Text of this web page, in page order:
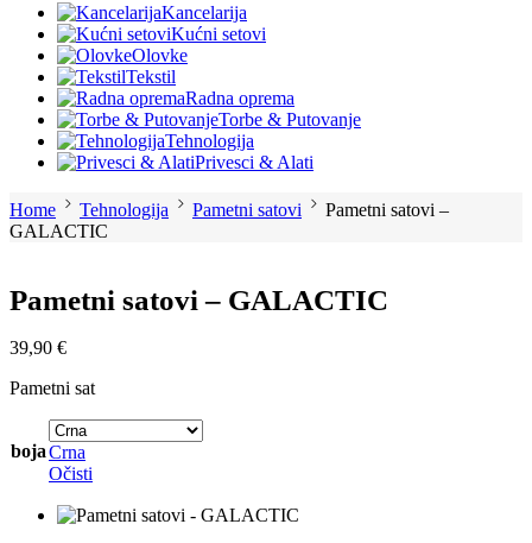
Kancelarija
Kućni setovi
Olovke
Tekstil
Radna oprema
Torbe & Putovanje
Tehnologija
Privesci & Alati
Home Tehnologija Pametni satovi
Pametni satovi –
GALACTIC
Pametni satovi – GALACTIC
39,90 €
Pametni sat
bojaCrna
Očisti